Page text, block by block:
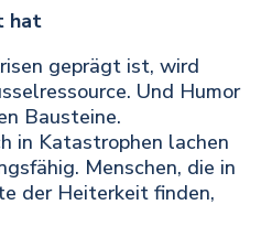
hat
geprägt ist, wird
Und Humor
Bausteine.
in Katastrophen lachen
Menschen, die in
der Heiterkeit finden,